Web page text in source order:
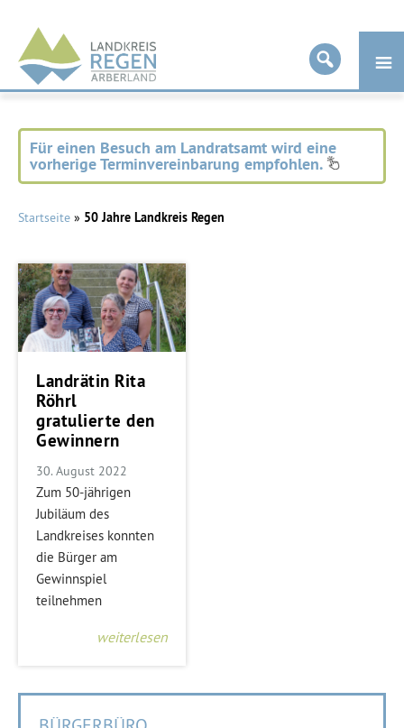
Landkreis
Regen
Für einen Besuch am Landratsamt wird eine
vorherige Terminvereinbarung empfohlen.
Startseite » 50 Jahre Landkreis Regen
Landrätin Rita
Röhrl
gratulierte den
Gewinnern
30. August 2022
Zum 50-jährigen
Jubiläum des
Landkreises konnten
die Bürger am
Gewinnspiel
teilnehmen
weiterlesen